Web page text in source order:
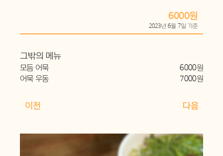
6000원
2023년 6월 7일 기준
그밖의 메뉴
모듬 어묵
6000원
어묵 우동
7000원
이전 다음